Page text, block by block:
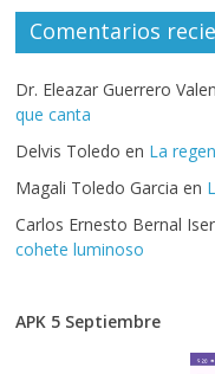
Comentarios
Dr. Eleazar Guerrero
que canta
Delvis Toledo en La
Magali Toledo Garcia en
Carlos Ernesto Bernal Iser
cohete luminoso
APK 5 Septiembre